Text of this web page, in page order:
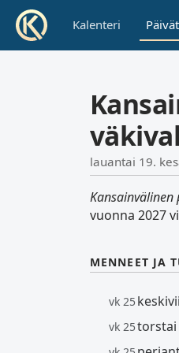
Kalenteri Päivät
lauantai 19.
Kansainvälinen
vuonna 2027
MENNEET JA
vk 25
vk 25torstai